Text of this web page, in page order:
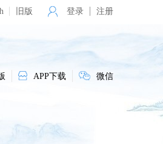
旧版 登录 注册
APP下载 微信